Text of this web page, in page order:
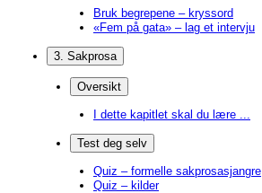
Bruk begrepene – kryssord
«Fem på gata» – lag et intervju
3. Sakprosa
Oversikt
I dette kapitlet skal du lære ...
Test deg selv
Quiz – formelle sakprosasjangre
Quiz – kilder